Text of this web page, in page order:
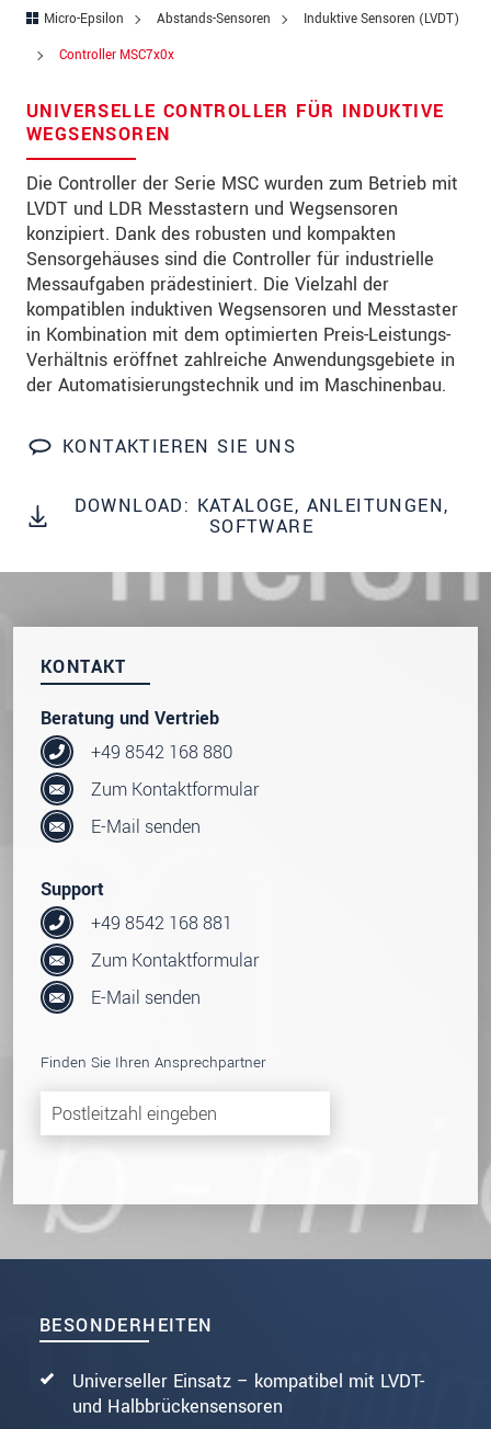
Micro-Epsilon Abstands-Sensoren
Induktive Sensoren (LVDT)
Controller MSC7x0x
UNIVERSELLE CONTROLLER FÜR INDUKTIVE
WEGSENSOREN
Die Controller der Serie MSC wurden zum Betrieb mit
LVDT und LDR Messtastern und Wegsensoren
konzipiert. Dank des robusten und kompakten
Sensorgehäuses sind die Controller für industrielle
Messaufgaben prädestiniert. Die Vielzahl der
kompatiblen induktiven Wegsensoren und Messtaster
in Kombination mit dem optimierten Preis-Leistungs-
Verhältnis eröffnet zahlreiche Anwendungsgebiete in
der Automatisierungstechnik und im Maschinenbau.
KONTAKTIEREN SIE UNS
DOWNLOAD: KATALOGE, ANLEITUNGEN,
SOFTWARE
BESONDERHEITEN
Universeller Einsatz – kompatibel mit LVDT-
und Halbbrückensensoren
KONTAKT
Beratung und Vertrieb
+49 8542 168 880
Zum Kontaktformular
E-Mail senden
Support
+49 8542 168 881
Zum Kontaktformular
E-Mail senden
Finden Sie Ihren Ansprechpartner
PLZ
Ort *
Land*
Telefon
Email*
Nachricht*
Bitte halten Sie mich per Mail über
Produktinnovationen auf dem Laufenden
* Pflichtangaben
dazu unsereDatenschutzerklärung
SENDEN